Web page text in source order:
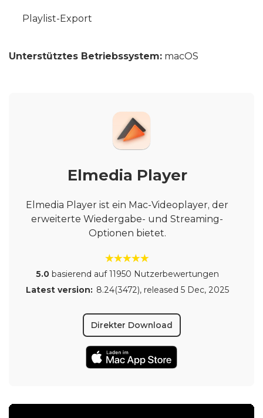
Playlist-Export
Unterstütztes Betriebssystem: macOS
Elmedia Player
Elmedia Player ist ein Mac-Videoplayer, der
erweiterte Wiedergabe- und Streaming-
Optionen bietet.
5.0 basierend auf 11950 Nutzerbewertungen
Latest version: 8.24(3472), released 5 Dec, 2025
Direkter Download